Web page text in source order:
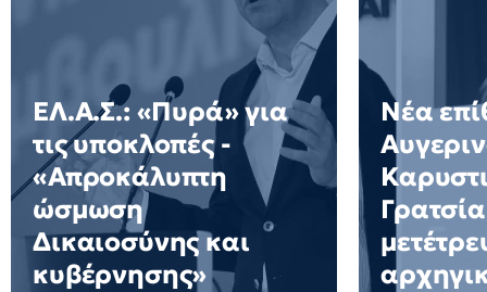
ΕΛ.Α.Σ.: «Πυρά» για
τις υποκλοπές -
«Απροκάλυπτη
ώσμωση
Δικαιοσύνης και
κυβέρνησης»
Νέα